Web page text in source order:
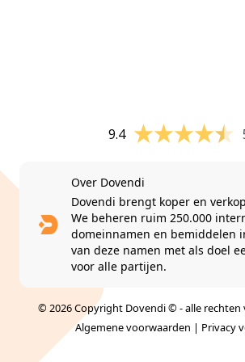
9.4
Over Dovendi
Dovendi brengt koper en
We beheren ruim 250.000
domeinnamen en bemiddelen
van deze namen met als doel
voor alle partijen.
© 2026 Copyright Dovendi © - alle
Algemene voorwaarden | Privacy